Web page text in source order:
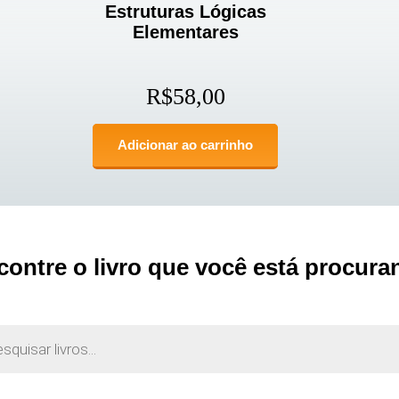
Estruturas Lógicas
Elementares
R$58,00
Adicionar ao carrinho
o livro que você está